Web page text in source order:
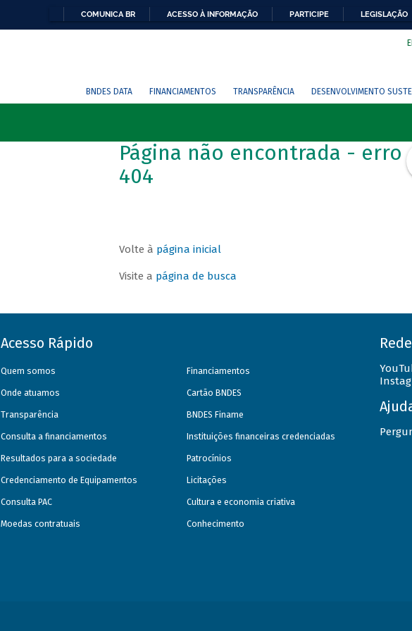
COMUNICA BR ACESSO À INFORMAÇÃO PARTICIPE LEGISLAÇÃO
BNDES DATA FINANCIAMENTOS TRANSPARÊNCIA DESENVOLVIMENTO
Página não encontrada - erro
404
Volte à página inicial
Visite a página de busca
Acesso Rápido
Quem somos
Onde atuamos
Transparência
Consulta a financiamentos
Resultados para a sociedade
Credenciamento de Equipamentos
Consulta PAC
Moedas contratuais
Financiamentos
Cartão BNDES
BNDES Finame
Instituições financeiras credenciadas
Patrocínios
Licitações
Cultura e economia criativa
Conhecimento